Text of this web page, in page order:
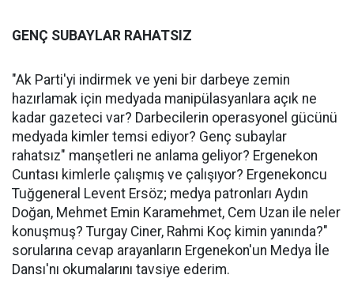
GENÇ SUBAYLAR RAHATSIZ
"Ak Parti'yi indirmek ve yeni bir darbeye zemin
hazırlamak için medyada manipülasyanlara açık ne
kadar gazeteci var? Darbecilerin operasyonel gücünü
medyada kimler temsi ediyor? Genç subaylar
rahatsız" manşetleri ne anlama geliyor? Ergenekon
Cuntası kimlerle çalışmış ve çalışıyor? Ergenekoncu
Tuğgeneral Levent Ersöz; medya patronları Aydın
Doğan, Mehmet Emin Karamehmet, Cem Uzan ile neler
konuşmuş? Turgay Ciner, Rahmi Koç kimin yanında?"
sorularına cevap arayanların Ergenekon'un Medya İle
Dansı'nı okumalarını tavsiye ederim.